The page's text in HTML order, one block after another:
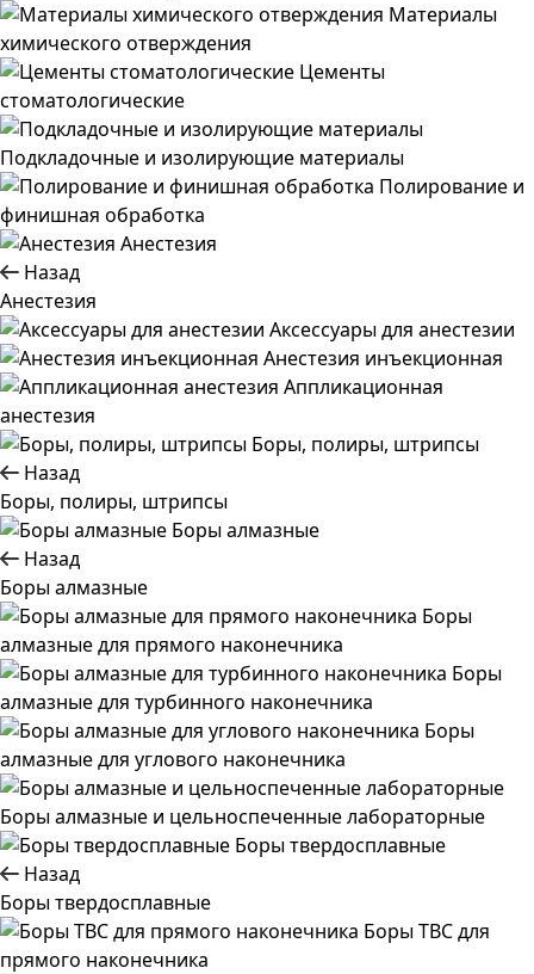
Материалы
химического отверждения
Цементы
стоматологические
Подкладочные и изолирующие материалы
Полирование и
финишная обработка
Анестезия
Назад
Анестезия
Аксессуары для анестезии
Анестезия инъекционная
Аппликационная
анестезия
Боры, полиры, штрипсы
Назад
Боры, полиры, штрипсы
Боры алмазные
Назад
Боры алмазные
Боры
алмазные для прямого наконечника
Боры
алмазные для турбинного наконечника
Боры
алмазные для углового наконечника
Боры алмазные и цельноспеченные лабораторные
Боры твердосплавные
Назад
Боры твердосплавные
Боры ТВС для
прямого наконечника